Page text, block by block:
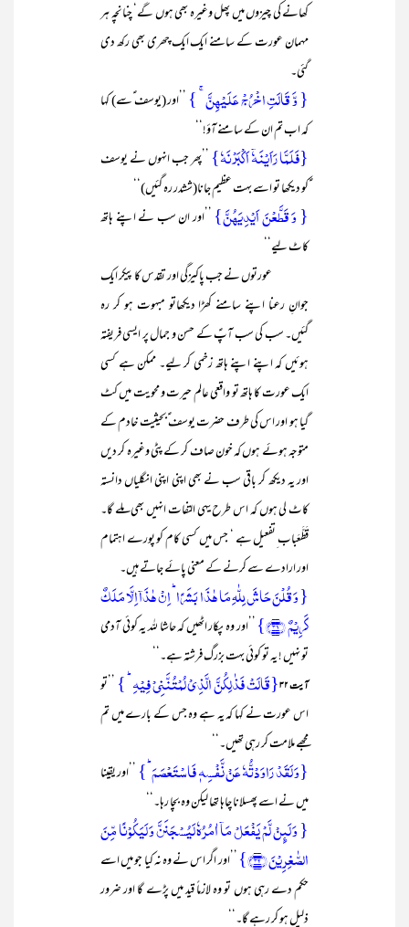
کھانے کی چیزوں میں پھل وغیرہ بھی ہوں گے‘ چنانچہ ہر
مہمان عورت کے سامنے ایک ایک چھری بھی رکھ دی
گئی۔
{ وَّ قَالَتِ اخۡرُجۡ عَلَیۡہِنَّ ۚ } ’’اور (یوسف ؑسے) کہا
کہ اب تم ان کے سامنے آؤ!‘‘
{فَلَمَّا رَاَیۡنَہٗۤ اَکۡبَرۡنَہٗ} ’’پھر جب انہوں نے یوسف
ؑکو دیکھا تو اسے بہت عظیم جانا(ششدر رہ گئیں)‘‘
{ وَ قَطَّعۡنَ اَیۡدِیَہُنَّ} ’’اور ان سب نے اپنے ہاتھ
کاٹ لیے‘‘
عورتوں نے جب پاکیزگی اور تقدس کا پیکر ایک
جوانِ رعنا اپنے سامنے کھڑا دیکھاتو مبہوت ہو کر رہ
گئیں۔ سب کی سب آپؑ کے حسن و جمال پر ایسی فریفتہ
ہوئیں کہ اپنے اپنے ہاتھ زخمی کر لیے۔ ممکن ہے کسی
ایک عورت کا ہاتھ تو واقعی عالم حیرت و محویت میں کٹ
گیا ہو اور اس کی طرف حضرت یوسف ؑبحیثیت خادم کے
متوجہ ہوئے ہوں کہ خون صاف کر کے پٹی وغیرہ کر دیں
اور یہ دیکھ کر باقی سب نے بھی اپنی اپنی انگلیاں دانستہ
کاٹ لی ہوں کہ اس طرح یہی التفات انہیں بھی ملے گا۔
قَطَّعَباب ِتفعیل ہے ‘ جس میں کسی کام کو پورے اہتمام
اور ارادے سے کرنے کے معنی پائے جاتے ہیں۔
{ وَ قُلۡنَ حَاشَ لِلّٰہِ مَا ہٰذَا بَشَرًا ؕ اِنۡ ہٰذَاۤ اِلَّا مَلَکٌ
کَرِیۡمٌ ﴿۳۱﴾}
’’اور وہ پکار اٹھیں کہ حاشا للہ یہ کوئی آدمی
تو نہیں ! یہ تو کوئی بہت بزرگ فرشتہ ہے۔‘‘
آیت ۳۲ {قَالَتۡ فَذٰلِکُنَّ الَّذِیۡ لُمۡتُنَّنِیۡ فِیۡہِ ؕ } ’’تو
اس عورت نے کہا کہ یہ ہے وہ جس کے بارے میں تم
مجھے ملامت کر رہی تھیں۔‘‘
{وَ لَقَدۡ رَاوَدۡتُّہٗ عَنۡ نَّفۡسِہٖ فَاسۡتَعۡصَمَ ؕ} ’’اور یقینا
میں نے اسے پھسلانا چاہا تھا لیکن وہ بچا رہا۔‘‘
{ وَ لَئِنۡ لَّمۡ یَفۡعَلۡ مَاۤ اٰمُرُہٗ لَیُسۡجَنَنَّ وَ لَیَکُوۡنًا مِّنَ
الصّٰغِرِیۡنَ ﴿۳۲﴾}
’’اور اگر اس نے وہ نہ کیا جو میں اسے
حکم دے رہی ہوں تو وہ لازماً قید میں پڑے گا اور ضرور
ذلیل ہو کر رہے گا۔‘‘